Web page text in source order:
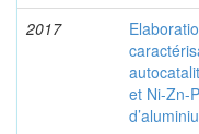
2017
et Ni-Zn-